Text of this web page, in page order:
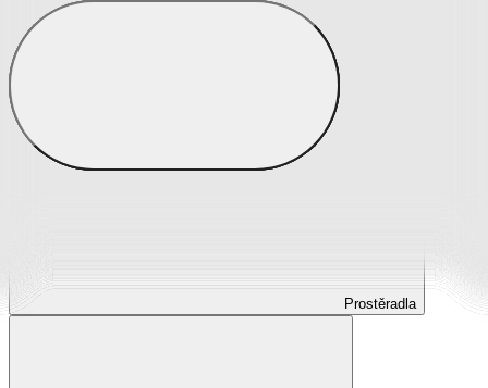
Prostěradla
Prostěradla